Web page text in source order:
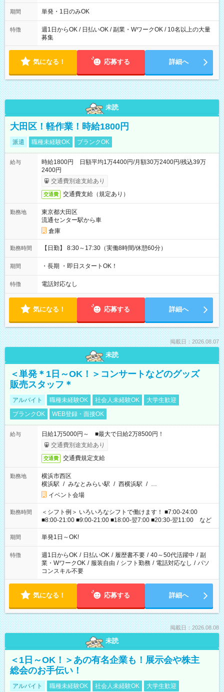
～21：00
期間 単発・1日のみOK
特徴
週1日からOK / 日払いOK / 副業・WワークOK / 10名以上の大量
募集
気になる！ 応募する 詳細へ
未読
大田区！軽作業！時給1800円
派遣 職種未経験OK ブランクOK
給与
時給1800円 日額平均1万4400円/月額30万2400円/残込39万
2400円
交通費別途支給あり
交通費 交通費支給（規定あり）
勤務地
東京都大田区
流通センター駅から車
倉庫
勤務時間 【日勤】 8:30～17:30（実働8時間/休憩60分）
期間 ・長期 ・即日スタートOK！
特徴 電話対応なし
気になる！ 応募する 詳細へ
掲載日：2026.08.07
未読
＜単発＊1日～OK！＞コンサートなどのグッズ
販売スタッフ＊
アルバイト 職種未経験OK 社会人未経験OK
大学生歓迎
ブランクOK
WEB登録・面接OK
給与
日給1万5000円～ ■最大で日給2万8500円！
交通費別途支給あり
交通費 交通費規定支給
勤務地
横浜市西区
横浜駅 / みなとみらい駅 / 西横浜駅 / …
イベント会場
勤務時間
＜シフト例＞ いろいろなシフトで働けます！ ■7:00-24:00
■8:00-21:00 ■9:00-21:00 ■18:00-翌7:00 ■20:30-翌11:00 など
期間 単発1日～OK!
特徴 週1日からOK / 日払いOK / 履歴書不要 / 40～50代活躍中 / 副
業・WワークOK / 服装自由 / シフト勤務 / 電話対応なし / パソ
コンスキル不要
気になる！ 応募する 詳細へ
掲載日：2026.08.08
未読
＜1日～OK！＞あの有名企業も！展示会や株主
総会のお手伝い！
アルバイト 職種未経験OK 社会人未経験OK
大学生歓迎